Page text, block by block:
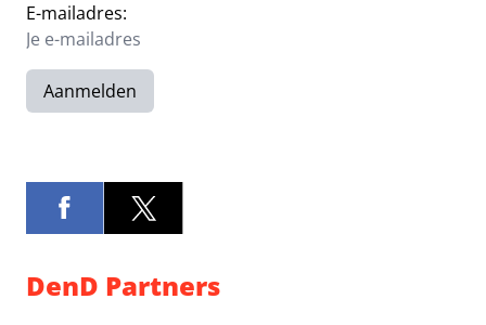
E-mailadres:
Aanmelden
DenD Partners